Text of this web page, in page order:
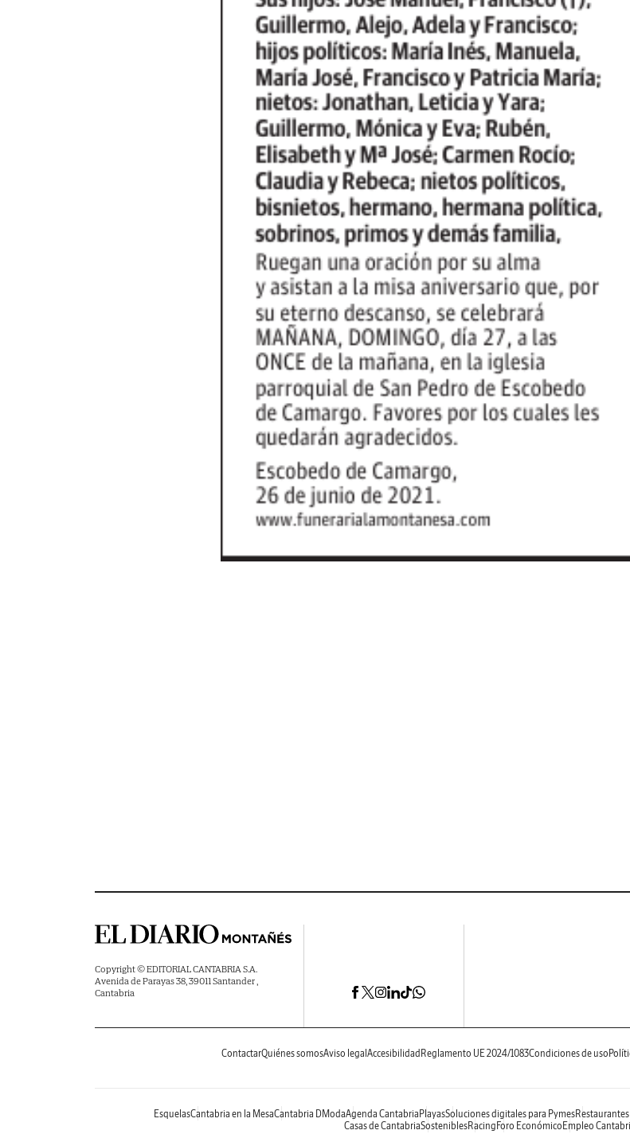
Copyright © EDITORIAL CANTABRIA S.A.
Avenida de Parayas 38, 39011 Santander ,
Cantabria
ContactarQuiénes somosAviso legalAccesibilidadReglamento UE 2024/1083Condiciones de uso
EsquelasCantabria en la MesaCantabria DModaAgenda CantabriaPlayasSoluciones digitales para Pymes
Casas de CantabriaSosteniblesRacingForo EconómicoEmpleo